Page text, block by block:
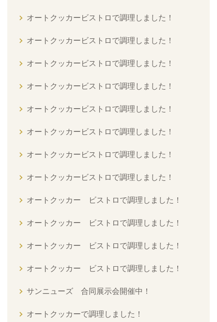
オートクッカービストロで調理しました！
オートクッカービストロで調理しました！
オートクッカービストロで調理しました！
オートクッカービストロで調理しました！
オートクッカービストロで調理しました！
オートクッカービストロで調理しました！
オートクッカービストロで調理しました！
オートクッカービストロで調理しました！
オートクッカー ビストロで調理しました！
オートクッカー ビストロで調理しました！
オートクッカー ビストロで調理しました！
オートクッカー ビストロで調理しました！
サンニューズ 合同展示会開催中！
オートクッカーで調理しました！